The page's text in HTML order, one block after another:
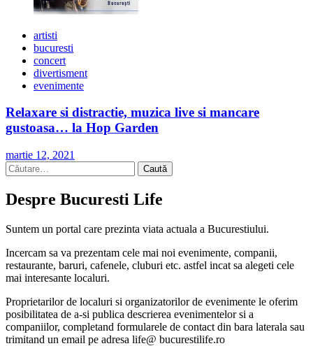
artisti
bucuresti
concert
divertisment
evenimente
Relaxare si distractie, muzica live si mancare
gustoasa… la Hop Garden
martie 12, 2021
Caută
după:
Despre Bucuresti Life
Suntem un portal care prezinta viata actuala a Bucurestiului.
Incercam sa va prezentam cele mai noi evenimente, companii,
restaurante, baruri, cafenele, cluburi etc. astfel incat sa alegeti cele
mai interesante localuri.
Proprietarilor de localuri si organizatorilor de evenimente le oferim
posibilitatea de a-si publica descrierea evenimentelor si a
companiilor, completand formularele de contact din bara laterala sau
trimitand un email pe adresa life@ bucurestilife.ro